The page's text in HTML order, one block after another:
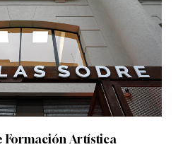
Formación Artística